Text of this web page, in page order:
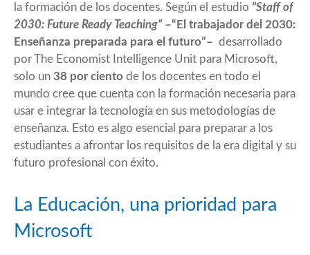
la formación de los docentes. Según el estudio “Staff of
2030: Future Ready Teaching” –“El trabajador del 2030:
Enseñanza preparada para el futuro”– desarrollado
por The Economist Intelligence Unit para Microsoft,
solo un 38 por ciento de los docentes en todo el
mundo cree que cuenta con la formación necesaria para
usar e integrar la tecnología en sus metodologías de
enseñanza. Esto es algo esencial para preparar a los
estudiantes a afrontar los requisitos de la era digital y su
futuro profesional con éxito.
La Educación, una prioridad para
Microsoft